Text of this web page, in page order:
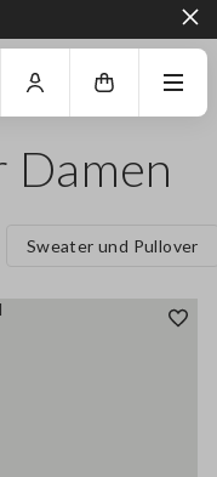
ENDE DER SEITE
Damen
Sweater und Pullover